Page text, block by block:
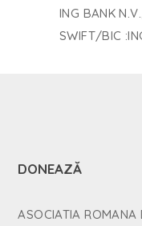
ING BANK
SWIFT/BIC
DONEAZĂ
ASOCIATIA ROMANA